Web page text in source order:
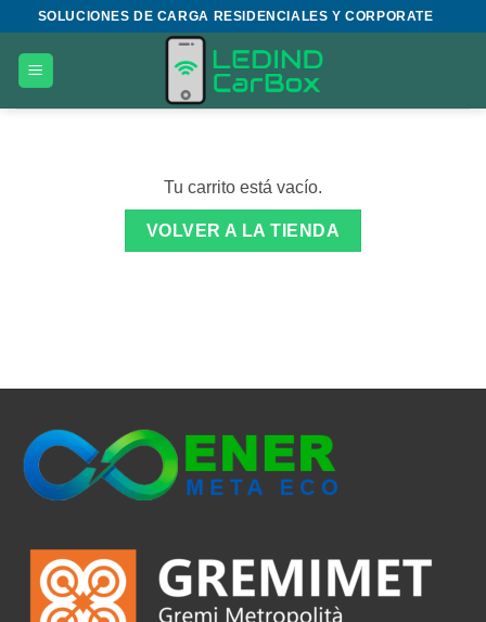
Saltar
contenido
SOLUCIONES DE CARGA RESIDENCIALES Y CORPORATE
Tu carrito está vacío.
VOLVER A LA TIENDA